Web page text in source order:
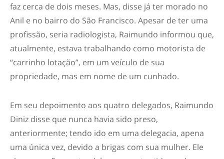
faz cerca de dois meses. Mas, disse já ter morado no
Anil e no bairro do São Francisco. Apesar de ter uma
profissão, seria radiologista, Raimundo informou que,
atualmente, estava trabalhando como motorista de
“carrinho lotação”, em um veículo de sua
propriedade, mas em nome de um cunhado.
Em seu depoimento aos quatro delegados, Raimundo
Diniz disse que nunca havia sido preso,
anteriormente; tendo ido em uma delegacia, apena
uma única vez, devido a brigas com sua mulher. Ele